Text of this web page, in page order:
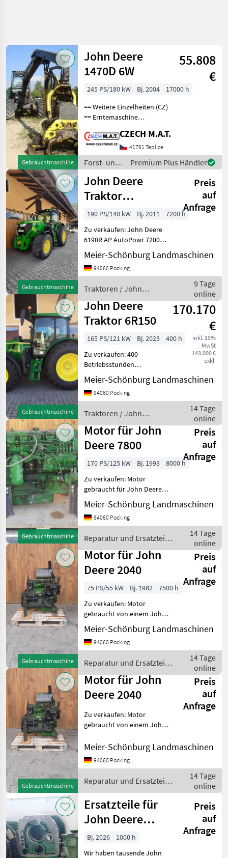
Gebrauchtmaschine
John Deere
1470D 6W
55.808
€
245 PS/180 kW Bj. 2004
17000 h
== Weitere Einzelheiten (CZ)
== Erntemaschine
Timberjack Jahr 2004
(Modell wurde nur 2002-
2006 produziert) 17 000
Motorstunden keine
unnötige El
CZECH M.A.T.
41761 Teplice
Forst- und
Holztechnik
/ John
Deere
Premium Plus Händler
Gebrauchtmaschine
John Deere
Traktor
gebraucht 6190R
AutoPowr
Preis
auf
Anfrage
190 PS/140 kW Bj. 2011
7200 h
Zu verkaufen: John Deere
6190R AP AutoPowr 7200
Std, sofort verfügbar, AHK
höhenverstellbar, feste K80,
Starfire Vorbereitung,
Sensin
Meier-Schönburg Landmaschinen
94060 Pocking
Traktoren / John
Deere
9 Tage
online
Gebrauchtmaschine
John Deere
Traktor 6R150
170.170
€
inkl. 19%
MwSt
143.000 €
exkl.
165 PS/121 kW Bj. 2023
400 h
Zu verkaufen: 400
Betriebsstunden
JohnDeere 6R150 4
Zylinder, super Traktor,
Zustand wie neu AutoPowr
ComfortView-Kabine
CommandARM
Meier-Schönburg Landmaschinen
94060 Pocking
Traktoren / John
Deere
14 Tage
online
Gebrauchtmaschine
Motor für John
Deere 7800
Preis
auf
Anfrage
170 PS/125 kW Bj. 1993
8000 h
Zu verkaufen: Motor
gebraucht für John Deere
7800 Wir sind Händler,
Reparaturwerkstatt speziell
für JohnDeere Traktoren an
Tausende n
Meier-Schönburg Landmaschinen
94060 Pocking
Reparatur und Ersatzteile
/ John Deere
14 Tage
online
Gebrauchtmaschine
Motor für John
Deere 2040
Preis
auf
Anfrage
75 PS/55 kW Bj. 1982
7500 h
Zu verkaufen: Motor
gebraucht von einem John
Deere 2040 Passt in 1640,
2040, 2250, 2450. Passt
teilweise auch in 2140, 2250,
und R
Meier-Schönburg Landmaschinen
94060 Pocking
Reparatur und Ersatzteile
/ John Deere
14 Tage
online
Gebrauchtmaschine
Motor für John
Deere 2040
Preis
auf
Anfrage
Zu verkaufen: Motor
gebraucht von einem John
2040, 2250, 2450. Passt
teilweise auch in 2140, 2250,
2650, 2850 Wir sind Händler
Meier-Schönburg Landmaschinen
94060 Pocking
Reparatur und Ersatzteile
/ John Deere
14 Tage
online
Ersatzteile für
John Deere
Getriebe
Preis
auf
Anfrage
Bj. 2026
1000 h
Wir haben tausende John